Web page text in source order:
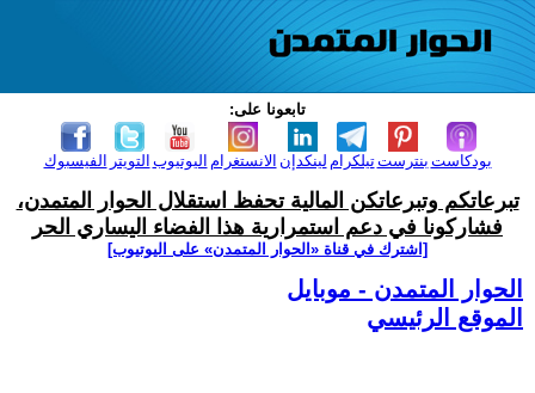
تابعونا على:
الفيسبوك التويتر اليوتيوب الانستغرام لينكدإن تيلكرامبنترست بودكاست
تبرعاتكم وتبرعاتكن المالية تحفظ استقلال الحوار المتمدن،
فشاركونا في دعم استمرارية هذا الفضاء اليساري الحر
[اشترك في قناة ‫«الحوار المتمدن» على اليوتيوب]
الحوار المتمدن - موبايل
الموقع الرئيسي